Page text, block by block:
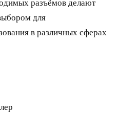
разъёмов делают
для
в различных сферах